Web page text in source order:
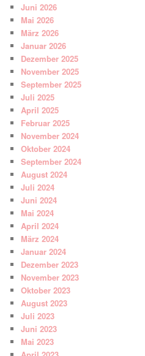
Juni 2026
Mai 2026
März 2026
Januar 2026
Dezember 2025
November 2025
September 2025
Juli 2025
April 2025
Februar 2025
November 2024
Oktober 2024
September 2024
August 2024
Juli 2024
Juni 2024
Mai 2024
April 2024
März 2024
Januar 2024
Dezember 2023
November 2023
Oktober 2023
August 2023
Juli 2023
Juni 2023
Mai 2023